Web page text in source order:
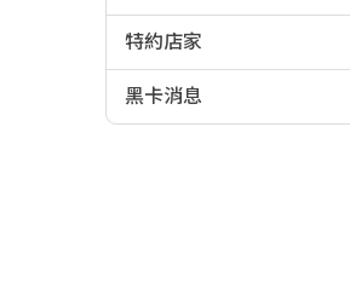
特約店家
黑卡消息